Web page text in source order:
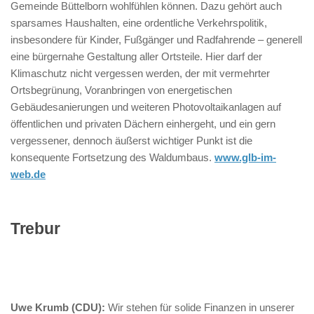
Gemeinde Büttelborn wohlfühlen können. Dazu gehört auch
sparsames Haushalten, eine ordentliche Verkehrspolitik,
insbesondere für Kinder, Fußgänger und Radfahrende – generell
eine bürgernahe Gestaltung aller Ortsteile. Hier darf der
Klimaschutz nicht vergessen werden, der mit vermehrter
Ortsbegrünung, Voranbringen von energetischen
Gebäudesanierungen und weiteren Photovoltaikanlagen auf
öffentlichen und privaten Dächern einhergeht, und ein gern
vergessener, dennoch äußerst wichtiger Punkt ist die
konsequente Fortsetzung des Waldumbaus. www.glb-im-
web.de
Trebur
Uwe Krumb (CDU): Wir stehen für solide Finanzen in unserer